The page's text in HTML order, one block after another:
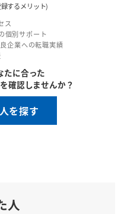
するメリット)
ス
個別サポート
企業への転職実績
たに合った
確認しませんか？
を探す
人